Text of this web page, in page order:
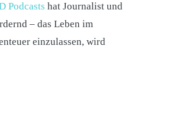
Podcasts hat Journalist und
– das Leben im
einzulassen, wird